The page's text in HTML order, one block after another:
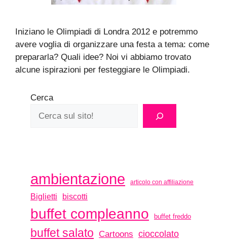
Iniziano le Olimpiadi di Londra 2012 e potremmo
avere voglia di organizzare una festa a tema: come
prepararla? Quali idee? Noi vi abbiamo trovato
alcune ispirazioni per festeggiare le Olimpiadi.
Cerca
ambientazione articolo con affiliazione
Biglietti biscotti
buffet compleanno buffet freddo
buffet salato Cartoons cioccolato